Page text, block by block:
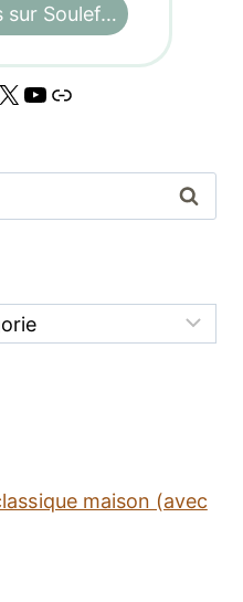
sur Soulef…
X YouTube
Lien
maison (avec